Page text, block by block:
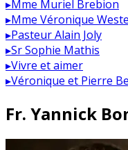
▸Mme Muriel Brebion
▸Mme Véronique
▸Pasteur Alain Joly
▸Sr Sophie Mathis
▸Vivre et aimer
▸Véronique et Pierre
Fr. Yannick